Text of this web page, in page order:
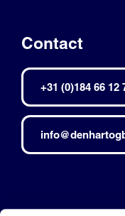
Contact
+31 (0)184 66 12